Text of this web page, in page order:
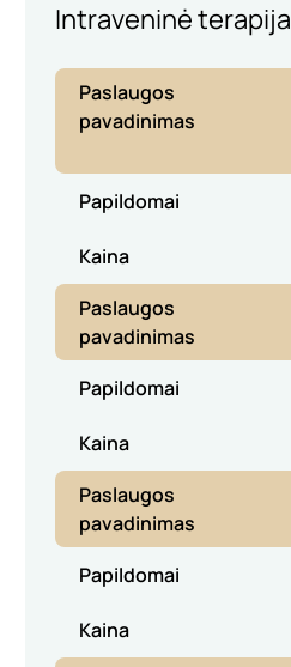
Intraveninė terapija
Paslaugos
pavadinimas
Papildomai
Kaina
Paslaugos
pavadinimas
Papildomai
Kaina
Paslaugos
pavadinimas
Papildomai
Kaina